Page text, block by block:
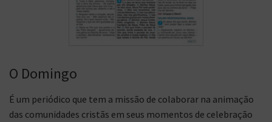
O Domingo
É um periódico que tem a missão de colaborar na animação
das comunidades cristãs em seus momentos de celebração